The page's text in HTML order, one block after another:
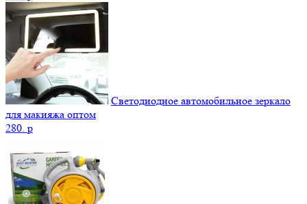
Светодиодное автомобильное зеркало
для макияжа оптом
280. p